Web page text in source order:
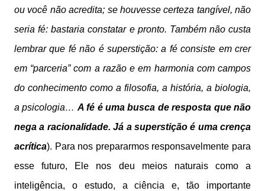
ou você não acredita; se houvesse certeza tangível, não
seria fé: bastaria constatar e pronto. Também não custa
lembrar que fé não é superstição: a fé consiste em crer
em “parceria” com a razão e em harmonia com campos
do conhecimento como a filosofia, a história, a biologia,
a psicologia… A fé é uma busca de resposta que não
nega a racionalidade. Já a superstição é uma crença
acrítica). Para nos prepararmos responsavelmente para
esse futuro, Ele nos deu meios naturais como a
inteligência, o estudo, a ciência e, tão importante